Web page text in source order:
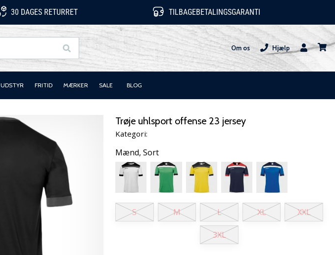
30 DAGES RETURRET TILBAGEBETALINGSGARANTI
Om os
Hjælp
Bruger
UDSTYR FRITID MÆRKER SALE BLOG
Trøje uhlsport offense 23 jersey
Kategori:
Mænd, Sort
S M L XL XXL
3XL